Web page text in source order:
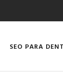
SEO PARA